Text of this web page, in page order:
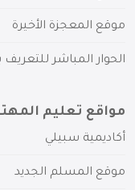
موقع المعجزة الأخيرة
الحوار المباشر للتعريف
مواقع تعليم
أكاديمية سبيلي
موقع المسلم الجديد